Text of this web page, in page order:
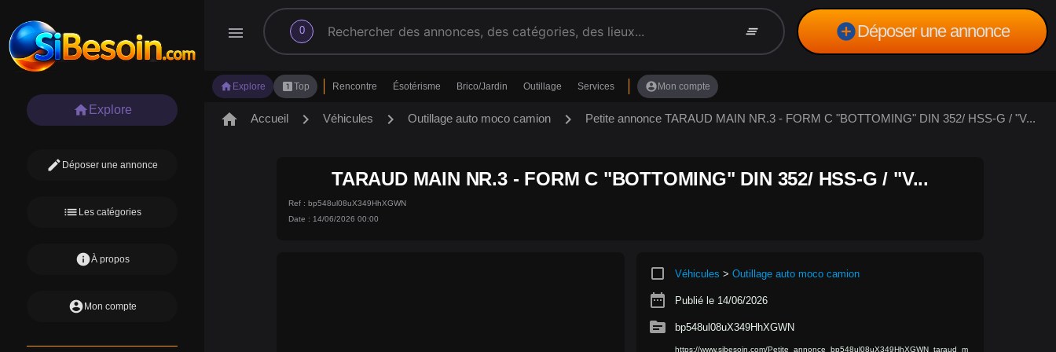
menu 0
search clear_all add_circleDéposer une annonce
home Explore looks_oneTop Rencontre Ésotérisme Brico/Jardin Outillage Services account_circle Mon compte
home Explore
edit Déposer une annonce
list Les catégories
infoÀ propos
account_circle Mon compte
home Accueil chevron_right Véhicules chevron_right Outillage auto moco camion chevron_right Petite annonce TARAUD MAIN NR.3 - FORM C "BOTTOMING" DIN 352/ HSS-G / "V...
TARAUD MAIN NR.3 - FORM C "BOTTOMING" DIN 352/ HSS-G / "V...
Ref : bp548ul08uX349HhXGWN
Date : 14/06/2026 00:00
crop_square Véhicules > Outillage auto moco camion
date_range Publié le 14/06/2026
source bp548ul08uX349HhXGWN
https://www.sibesoin.com/Petite_annonce_bp548ul08uX349HhXGWN_taraud_m